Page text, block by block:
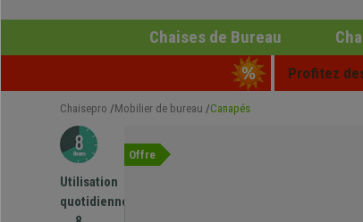
Chaises de Bureau
Profitez
Chaisepro Mobilier de bureau Canapés
Utilisation
quotidienne
Offre